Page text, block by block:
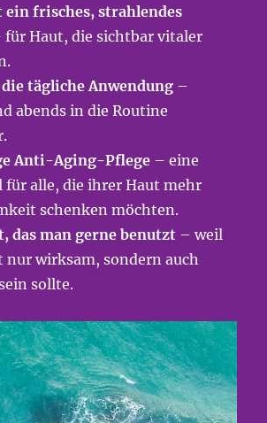
frisches, strahlendes
für Haut, die sichtbar vitaler
tägliche Anwendung –
abends in die Routine
Anti-Aging-Pflege – eine
für alle, die ihrer Haut mehr
schenken möchten.
das man gerne benutzt – weil
nur wirksam, sondern auch
sollte.